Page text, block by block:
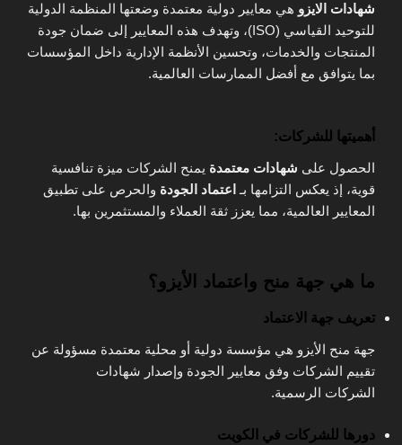
شهادات الايزو هي معايير دولية معتمدة وضعتها المنظمة الدولية
للتوحيد القياسي (ISO)، وتهدف هذه المعايير إلى ضمان جودة
المنتجات والخدمات، وتحسين الأنظمة الإدارية داخل المؤسسات
بما يتوافق مع أفضل الممارسات العالمية.
أهميتها للشركات:
الحصول على شهادات معتمدة يمنح الشركات ميزة تنافسية
قوية، إذ يعكس التزامها بـ اعتماد الجودة والحرص على تطبيق
المعايير العالمية، مما يعزز ثقة العملاء والمستثمرين بها.
ما هي جهة منح واعتماد الأيزو؟
تعريف جهة الاعتماد
جهة منح الأيزو هي مؤسسة دولية أو محلية معتمدة مسؤولة عن
تقييم الشركات وفق معايير الجودة وإصدار شهادات
الشركات الرسمية.
دورها للشركات في الكويت